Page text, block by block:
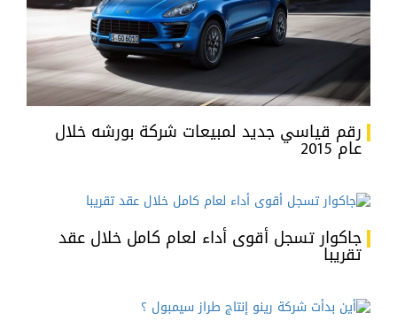
رقم قياسي جديد لمبيعات شركة بورشه خلال
عام 2015
جاكوار تسجل أقوى أداء لعام كامل خلال عقد
تقريبا